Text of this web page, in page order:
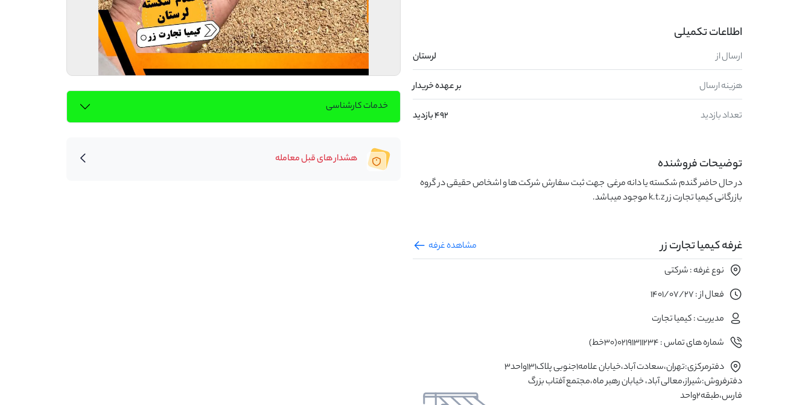
اطلاعات تکمیلی
ارسال از لرستان
هزینه ارسال بر عهده خریدار
تعداد بازدید 492 بازدید
توضیحات فروشنده
بازرگانی کیمیا تجارت زر k.t.z موجود میباشد.
غرفه کیمیا تجارت زر
مشاهده غرفه
نوع غرفه : شرکتی
فعال از : 1401/07/27
مدیریت : کیمیا تجارت
شماره های تماس : 02191311234(30خط)
دفترمرکزی:تهران،سعادت آباد،خیابان علامه1جنوبی پلاک131واحد3
دفترفروش:شیراز،معالی آباد، خیابان رهبر ماه،مجتمع آفتاب بزرگ
فارس،طبقه2واحد
خدمات کارشناسی
هشدار های قبل معامله